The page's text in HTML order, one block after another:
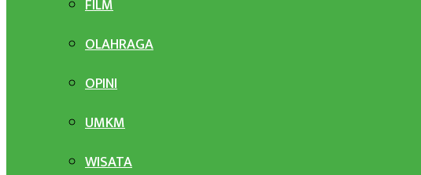
FILM
OLAHRAGA
OPINI
UMKM
WISATA